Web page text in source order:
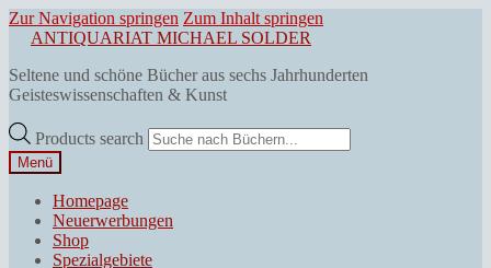
Zur Navigation springen Zum Inhalt springen
ANTIQUARIAT MICHAEL SOLDER
Seltene und schöne Bücher aus sechs Jahrhunderten
Geisteswissenschaften & Kunst
Products search
Menü
Homepage
Neuerwerbungen
Shop
Spezialgebiete